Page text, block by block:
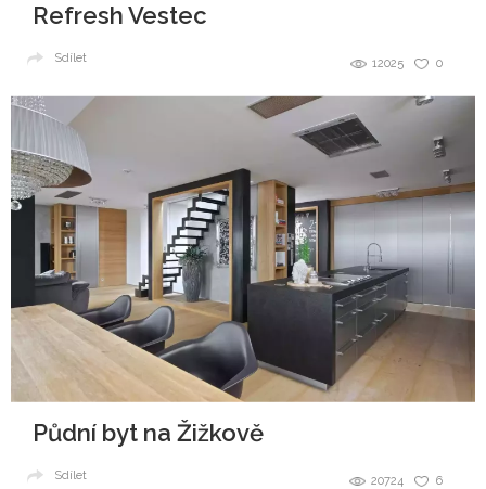
Refresh Vestec
0
12025
Sdílet
Půdní byt na Žižkově
6
20724
Sdílet